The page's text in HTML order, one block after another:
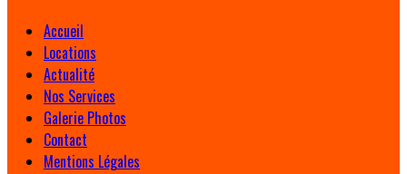
Accueil
Locations
Actualité
Nos Services
Galerie Photos
Contact
Mentions Légales